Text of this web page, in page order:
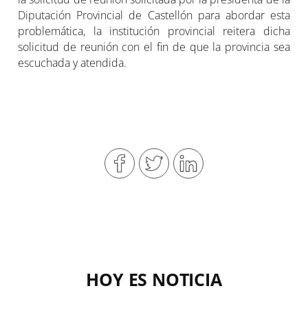
Diputación Provincial de Castellón para abordar esta
problemática, la institución provincial reitera dicha
solicitud de reunión con el fin de que la provincia sea
escuchada y atendida.
HOY ES NOTICIA